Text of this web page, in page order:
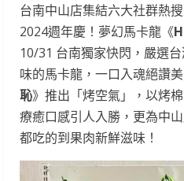
台南中山店集結六大社群熱
2024週年慶！夢幻馬卡龍《
10/31 台南獨家快閃，嚴選
味的馬卡龍，一口入魂絕讚
恥》推出「烤空氣」，以烤
療癒口感引人入勝，更為中
都吃的到果肉新鮮滋味！